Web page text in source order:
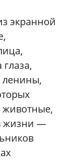
экранной
животные,
жизни —